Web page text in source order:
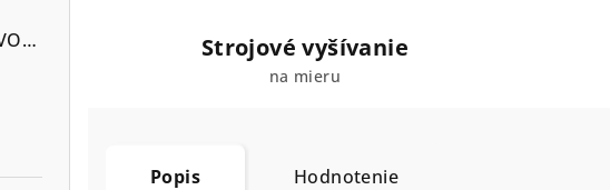
Folklórna pánska košeľa TMAVOMODRÁ s výšivkou vzor Kristián2 v modrých odtieňoch
Strojové vyšívanie
na mieru
Popis Hodnotenie